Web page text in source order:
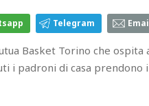
Telegram
Basket Torino che ospita
i padroni di casa prendono